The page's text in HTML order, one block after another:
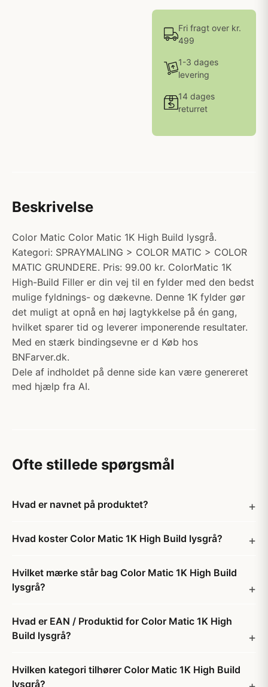
Fri fragt over kr.
499
1-3 dages
levering
14 dages
returret
Beskrivelse
Color Matic Color Matic 1K High Build lysgrå.
Kategori: SPRAYMALING > COLOR MATIC > COLOR
MATIC GRUNDERE. Pris: 99.00 kr. ColorMatic 1K
High-Build Filler er din vej til en fylder med den bedst
mulige fyldnings- og dækevne. Denne 1K fylder gør
det muligt at opnå en høj lagtykkelse på én gang,
hvilket sparer tid og leverer imponerende resultater.
Med en stærk bindingsevne er d Køb hos
BNFarver.dk.
Dele af indholdet på denne side kan være genereret
med hjælp fra AI.
Ofte stillede spørgsmål
Hvad er navnet på produktet?
Hvad koster Color Matic 1K High Build lysgrå?
Hvilket mærke står bag Color Matic 1K High Build
lysgrå?
Hvad er EAN / Produktid for Color Matic 1K High
Build lysgrå?
Hvilken kategori tilhører Color Matic 1K High Build
lysgrå?